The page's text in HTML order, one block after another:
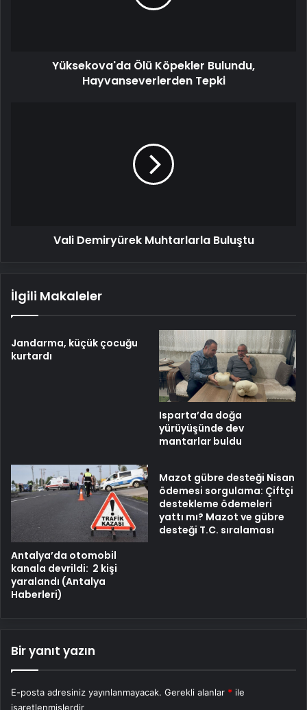
Yüksekova'da Ölü Köpekler Bulundu,
Hayvanseverlerden Tepki
Vali Demiryürek Muhtarlarla Buluştu
İlgili Makaleler
Jandarma, küçük çocuğu
kurtardı
Isparta’da doğa
yürüyüşünde dev
mantarlar buldu
Antalya’da otomobil
kanala devrildi: 2 kişi
yaralandı (Antalya
Haberleri)
Mazot gübre desteği Nisan
ödemesi sorgulama: Çiftçi
destekleme ödemeleri
yattı mı? Mazot ve gübre
desteği T.C. sıralaması
Bir yanıt yazın
E-posta adresiniz yayınlanmayacak. Gerekli alanlar * ile
işaretlenmişlerdir